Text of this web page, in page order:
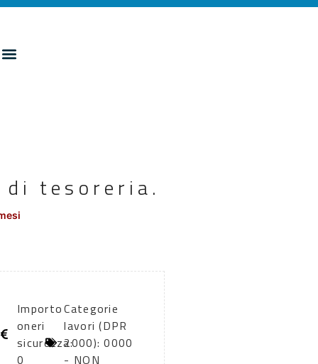
di tesoreria.
Importo
oneri
sicurezza:
0
Categorie
lavori (DPR
2000): 0000
- NON